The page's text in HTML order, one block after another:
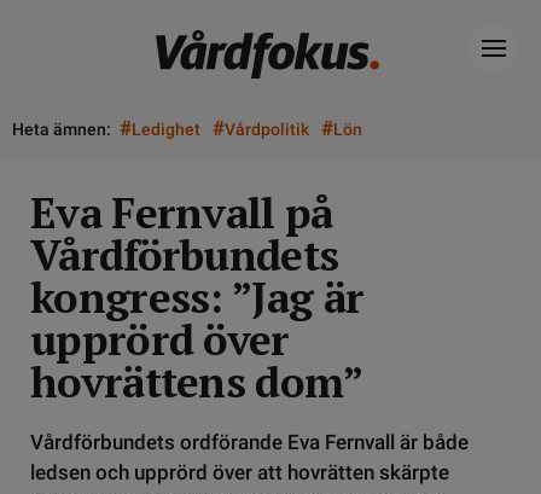
Heta ämnen: #Ledighet #Vårdpolitik #Lön
Eva Fernvall på
Vårdförbundets
kongress: ”Jag är
upprörd över
hovrättens dom”
Vårdförbundets ordförande Eva Fernvall är både
ledsen och upprörd över att hovrätten skärpte